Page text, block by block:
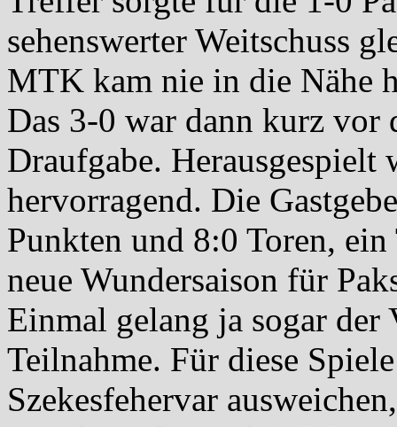
sehenswerter Weitschuss
MTK kam nie in die Nähe
Das 3-0 war dann kurz vor
Draufgabe. Herausgespielt
hervorragend. Die
Punkten und 8:0 Toren, ein
neue Wundersaison für
Einmal gelang ja sogar
Teilnahme. Für diese
Szekesfehervar